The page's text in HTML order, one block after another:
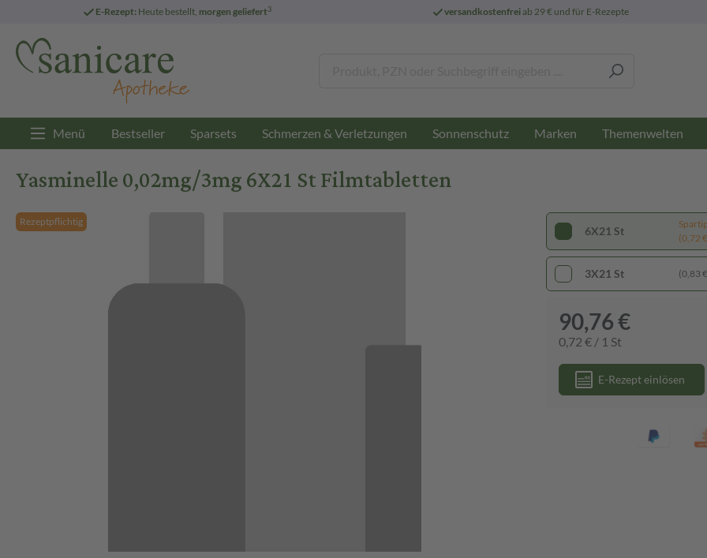
E-Rezept: Heute bestellt, morgen geliefert3 versandkostenfreiab 29 € und für E-Rezepte
Menü Bestseller Sparsets Schmerzen & Verletzungen Sonnenschutz Marken Themenwelten
Yasminelle 0,02mg/3mg 6X21 St Filmtabletten
Rezeptpflichtig
6X21 St
(0,72
3X21 St (0,83
90,76 €
0,72 € / 1 St
E-Rezept einlösen